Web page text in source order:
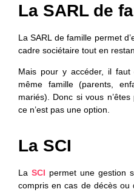
La SARL de
La SARL de famille permet
cadre sociétaire tout en
Mais pour y accéder, il
même famille (parents,
mariés). Donc si vous
ce n’est pas une option.
La SCI
La SCI permet une gestion
compris en cas de décès ou